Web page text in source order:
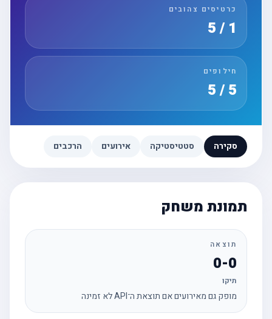
כרטיסים צהובים
חילופים
סקירה סטטיסטיקה אירועים הרכבים
תמונת משחק
תוצאה
0-0
תיקו
מופק גם מאירועים אם תוצאת ה־API לא זמינה